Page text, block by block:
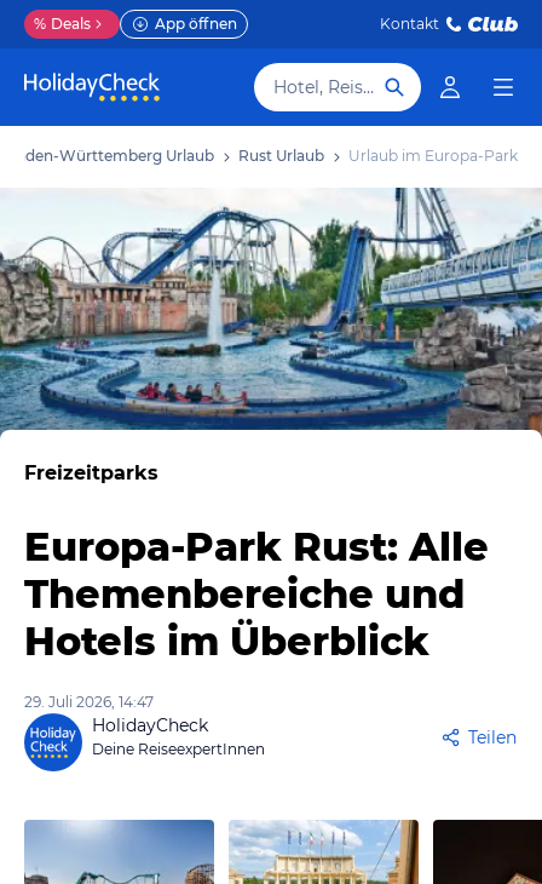
% Deals App öffnen Kontakt
Hotel, Reiseziel
Baden-Württemberg Urlaub Rust Urlaub Urlaub im Europa-Park
Freizeitparks
Europa-Park Rust: Alle
Themenbereiche und
Hotels im Überblick
29. Juli 2026, 14:47
HolidayCheck
Deine ReiseexpertInnen
Teilen